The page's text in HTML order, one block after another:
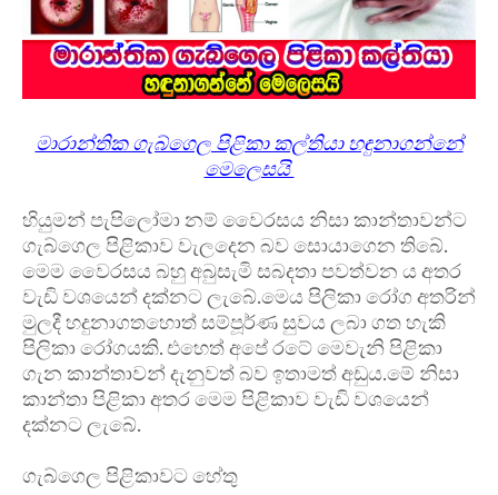
මාරාන්තික ගැබ්ගෙල පිළිකා කල්තියා හඳුනාගන්නේ
මෙලෙසයි
හියුමන් පැපිලෝමා නම් වෛරසය නිසා කාන්තාවන්ට
ගැබ්ගෙල පිළිකාව වැලදෙන බව සොයාගෙන තිබේ.
මෙම වෛරසය බහු අබුසැමි සබදතා පවත්වන ය අතර
වැඩි වශයෙන් දක්නට ලැබේ.මෙය පිලිකා රෝග අතරින්
මුලදී හදුනාගතහොත් සම්පූර්ණ සුවය ලබා ගත හැකි
පිලිකා රෝගයකි. එහෙත් අපේ රටේ මෙවැනි පිළිකා
ගැන කාන්තාවන් දැනුවත් බව ඉතාමත් අඩුය.මේ නිසා
කාන්තා පිළිකා අතර මෙම පිළිකාව වැඩි වශයෙන්
දක්නට ලැබේ.
ගැබ්ගෙල පිළිකාවට හේතු